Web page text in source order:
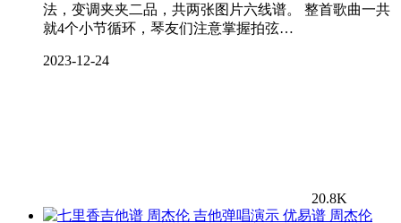
法，变调夹夹二品，共两张图片六线谱。 整首歌曲一共
就4个小节循环，琴友们注意掌握拍弦…
2023-12-24
20.8K
周杰伦